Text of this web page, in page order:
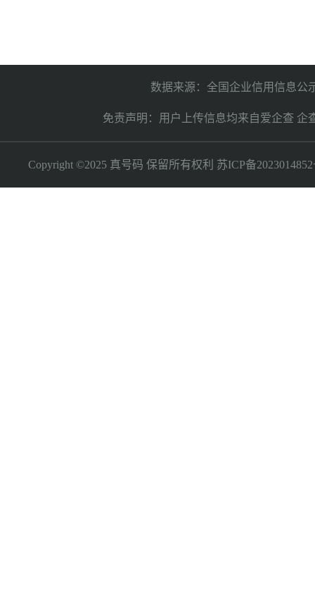
数据来源：全国企业信用信息公
免责声明：用户上传信息均来自爱企查
Copyright ©2025 真号码 保留所有权利 苏ICP备